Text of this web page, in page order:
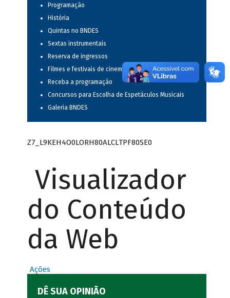
Programação
História
Quintas no BNDES
Sextas instrumentais
Reserva de ingressos
Filmes e festivais de cinema
Receba a programação
Concursos para Escolha de Espetáculos Musicais
Galeria BNDES
Z7_L9KEH4O0LORH80ALCLTPF80SE0
Visualizador
do Conteúdo
da Web
Ações
DÊ SUA OPINIÃO